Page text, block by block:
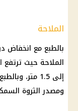
الملاحة
بالطبع مع انخفاض
إلى 1.5 متر،
ومصدر الثروة